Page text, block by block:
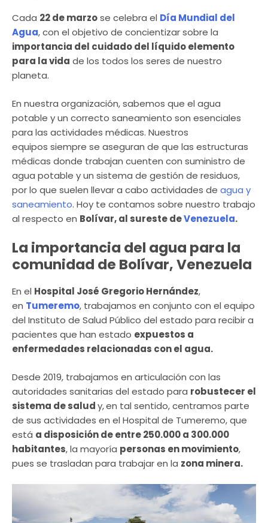
Cada 22 de marzose celebra el Día Mundial del
Agua, con el objetivo de concientizar sobre la
importancia del cuidado del líquido elemento
para la vida de los todos los seres de nuestro
planeta.
En nuestra organización, sabemos que el agua
potable y un correcto saneamiento son esenciales
para las actividades médicas. Nuestros
equipos siempre se aseguran de que las estructuras
médicas donde trabajan cuenten con suministro de
agua potable y un sistema de gestión de residuos,
por lo que suelen llevar a cabo actividades de agua y
saneamiento. Hoy te contamos sobre nuestro trabajo
al respecto en Bolívar, al sureste deVenezuela.
La importancia del agua para la
comunidad de Bolívar, Venezuela
En el Hospital José Gregorio Hernández,
en Tumeremo, trabajamos en conjunto con el equipo
del Instituto de Salud Público del estado para recibir a
pacientes que han estado expuestos a
enfermedades relacionadas con el agua.
Desde 2019, trabajamos en articulación con las
autoridades sanitarias del estado para robustecer el
sistema de saludy,en tal sentido, centramos parte
de sus actividades en el Hospital de Tumeremo, que
está a disposición de entre 250.000 a 300.000
habitantes, la mayoría personas en movimiento,
pues se trasladan para trabajar en la zona minera.